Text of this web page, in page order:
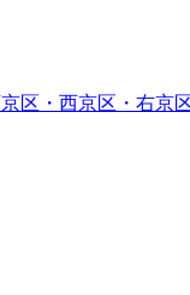
区・西京区・右